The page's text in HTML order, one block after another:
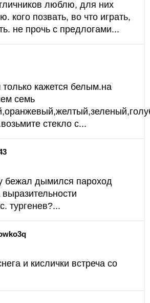
люблю, для них
кого позвать, во что играть,
не прочь с предлогами...
кажется белым.на
семь
стекло с...
бежал дымился пароход
тургенев?...
и кислички встреча со